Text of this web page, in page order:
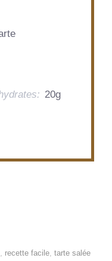
20g
, recette facile, tarte salée